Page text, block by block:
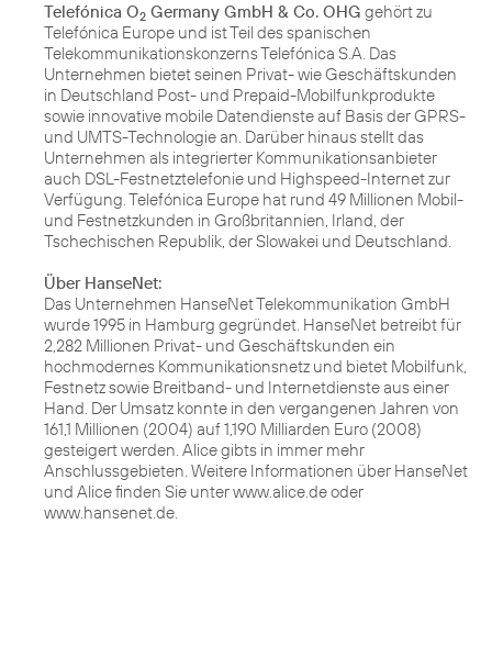
Telefónica O2 Germany GmbH & Co. OHG gehört zu
Telefónica Europe und ist Teil des spanischen
Telekommunikationskonzerns Telefónica S.A. Das
Unternehmen bietet seinen Privat- wie Geschäftskunden
in Deutschland Post- und Prepaid-Mobilfunkprodukte
sowie innovative mobile Datendienste auf Basis der GPRS-
und UMTS-Technologie an. Darüber hinaus stellt das
Unternehmen als integrierter Kommunikationsanbieter
auch DSL-Festnetztelefonie und Highspeed-Internet zur
Verfügung. Telefónica Europe hat rund 49 Millionen Mobil-
und Festnetzkunden in Großbritannien, Irland, der
Tschechischen Republik, der Slowakei und Deutschland.
Über HanseNet:
Das Unternehmen HanseNet Telekommunikation GmbH
wurde 1995 in Hamburg gegründet. HanseNet betreibt für
2,282 Millionen Privat- und Geschäftskunden ein
hochmodernes Kommunikationsnetz und bietet Mobilfunk,
Festnetz sowie Breitband- und Internetdienste aus einer
Hand. Der Umsatz konnte in den vergangenen Jahren von
161,1 Millionen (2004) auf 1,190 Milliarden Euro (2008)
gesteigert werden. Alice gibts in immer mehr
Anschlussgebieten. Weitere Informationen über HanseNet
und Alice finden Sie unter www.alice.de oder
www.hansenet.de.